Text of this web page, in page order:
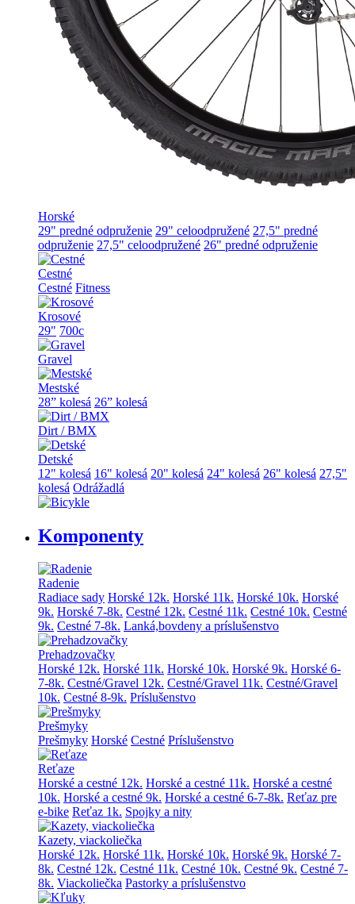
Horské
29" predné odpruženie 29" celoodpružené 27,5" predné
odpruženie 27,5" celoodpružené 26" predné odpruženie
Cestné
Cestné Fitness
Krosové
29" 700c
Gravel
Mestské
28” kolesá 26” kolesá
Dirt / BMX
Detské
12" kolesá 16" kolesá 20" kolesá 24" kolesá 26" kolesá 27,5"
kolesá Odrážadlá
Komponenty
Radenie
Radiace sady Horské 12k. Horské 11k. Horské 10k. Horské
9k. Horské 7-8k. Cestné 12k. Cestné 11k. Cestné 10k. Cestné
9k. Cestné 7-8k. Lanká,bovdeny a príslušenstvo
Prehadzovačky
Horské 12k. Horské 11k. Horské 10k. Horské 9k. Horské 6-
7-8k. Cestné/Gravel 12k. Cestné/Gravel 11k. Cestné/Gravel
10k. Cestné 8-9k. Príslušenstvo
Prešmyky
Prešmyky Horské Cestné Príslušenstvo
Reťaze
Horské a cestné 12k. Horské a cestné 11k. Horské a cestné
10k. Horské a cestné 9k. Horské a cestné 6-7-8k. Reťaz pre
e-bike Reťaz 1k. Spojky a nity
Kazety, viackoliečka
Horské 12k. Horské 11k. Horské 10k. Horské 9k. Horské 7-
8k. Cestné 12k. Cestné 11k. Cestné 10k. Cestné 9k. Cestné 7-
8k. Viackoliečka Pastorky a príslušenstvo